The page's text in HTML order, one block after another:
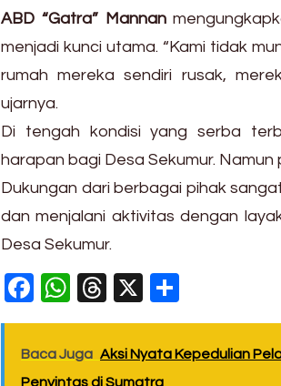
ABD “Gatra” Mannan
menjadi kunci utama. “Kami tidak
rumah mereka sendiri rusak,
ujarnya.
Di tengah kondisi yang serba
harapan bagi Desa Sekumur. Namun
Dukungan dari berbagai pihak
dan menjalani aktivitas dengan
Desa Sekumur.
Facebook
WhatsApp
Threads
X
Baca Juga Aksi Nyata Kepedulian
Penyintas di Sumatra